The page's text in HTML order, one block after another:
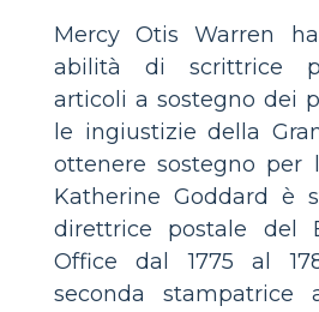
Mercy Otis Warren
abilità di scrittrice
articoli a sostegno dei
le ingiustizie della
ottenere sostegno per
Katherine Goddard è
direttrice postale del
Office dal 1775 al
seconda stampatrice